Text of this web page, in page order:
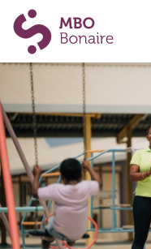
Opleidingen
Scholieren
Volwassenen
Bedrijven
Ouders
Blogs & actualiteiten